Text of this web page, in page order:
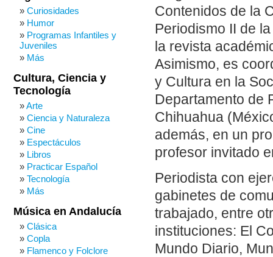
Contenidos de la
Periodismo II de
la revista
Asimismo, es
y Cultura en la
Departamento de
Chihuahua
además, en un
profesor invitado
Periodista con
gabinetes de
trabajado, entre
instituciones: El
Mundo Diario,
Curiosidades
Humor
Programas Infantiles y
Juveniles
Más
Cultura, Ciencia y
Tecnología
Arte
Ciencia y Naturaleza
Cine
Espectáculos
Libros
Practicar Español
Tecnología
Más
Música en Andalucía
Clásica
Copla
Flamenco y Folclore